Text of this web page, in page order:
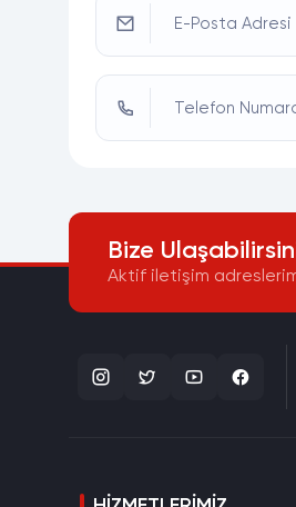
E-Posta Adresi
Telefon
Bize
Aktif iletişim